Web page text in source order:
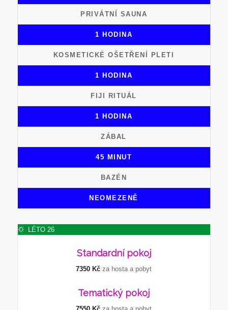
PRIVÁTNÍ SAUNA
1 HODINA
KOSMETICKÉ OŠETŘENÍ PLETI
1 HODINA
FIJI RITUÁL
1 HODINA
ZÁBAL
45 MINUT
BAZÉN
NEOMEZENĚ
LÉTO 26
Standardnípokoj
7350 Kč za hosta a pobyt
Tematickýpokoj